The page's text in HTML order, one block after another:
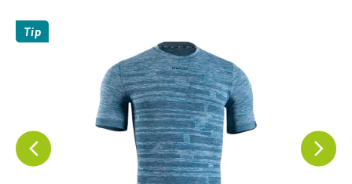
Tip
e
e
t
e